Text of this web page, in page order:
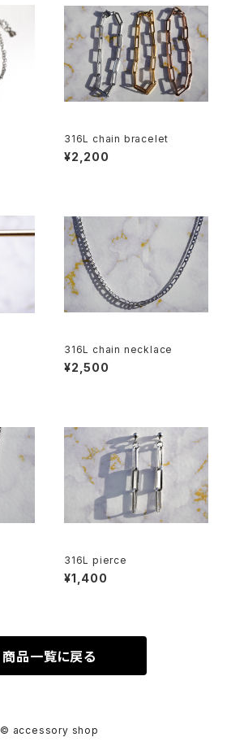
316L chain bracelet
¥2,200
316L chain necklace
¥2,500
316L pierce
¥1,400
商品一覧に戻る
© accessory shop